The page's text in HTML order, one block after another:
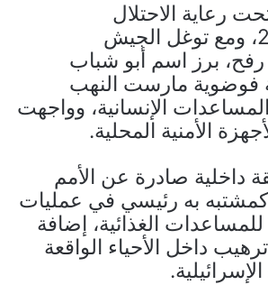
رعاية الاحتلال
ومنذ مايو 2025، ومع توغل الجيش
رفح، برز اسم أبو شباب
فوضوية مارست النهب
الإنسانية، وواجهت
الأمنية المحلية.
داخلية صادرة عن الأمم
به رئيسي في عمليات
الغذائية، إضافة
داخل الأحياء الواقعة